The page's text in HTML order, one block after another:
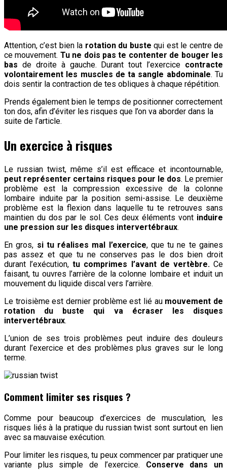
Attention, c’est bien la rotation du buste qui est le centre de
ce mouvement. Tu ne dois pas te contenter de bouger les
bas de droite à gauche. Durant tout l’exercice contracte
volontairement les muscles de ta sangle abdominale. Tu
dois sentir la contraction de tes obliques à chaque répétition.
Prends également bien le temps de positionner correctement
ton dos, afin d’éviter les risques que l’on va aborder dans la
suite de l’article.
Un exercice à risques
Le russian twist, même s’il est efficace et incontournable,
peut représenter certains risques pour le dos. Le premier
problème est la compression excessive de la colonne
lombaire induite par la position semi-assise. Le deuxième
problème est la flexion dans laquelle tu te retrouves sans
maintien du dos par le sol. Ces deux éléments vont induire
une pression sur les disques intervertébraux.
En gros, si tu réalises mal l’exercice, que tu ne te gaines
pas assez et que tu ne conserves pas le dos bien droit
durant l’exécution,tu comprimes l’avant de vertèbre.Ce
faisant, tu ouvres l’arrière de la colonne lombaire et induit un
mouvement du liquide discal vers l’arrière.
Le troisième est dernier problème est lié au mouvement de
rotation du buste qui va écraser les disques
intervertébraux.
L’union de ses trois problèmes peut induire des douleurs
durant l’exercice et des problèmes plus graves sur le long
terme.
Comment limiter ses risques ?
Comme pour beaucoup d’exercices de musculation, les
risques liés à la pratique du russian twist sont surtout en lien
avec sa mauvaise exécution.
Pour limiter les risques, tu peux commencer par pratiquer une
variante plus simple de l’exercice. Conserve dans un